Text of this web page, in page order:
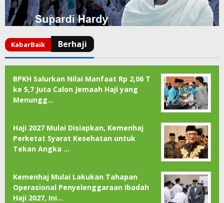
BPKH Salurkan Nilai Manfaat Rp 2,06 T
ke 5,7 Juta Calon Jemaah Haji yang
Menungg…
Haji 2027 Mulai Disiapkan, Kemenhaj
Perketat Syarat Kesehatan untuk
Tekan Angka …
Kemenhaj Mulai Lakukan Tahapan
Operasional Penyelenggaraan Ibadah
Haji 2027, Ini…